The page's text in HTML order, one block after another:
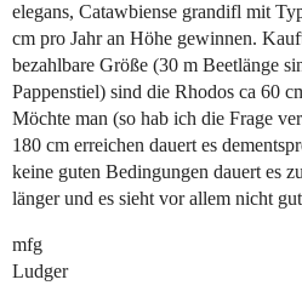
elegans, Catawbiense grandifl mit
cm pro Jahr an Höhe gewinnen.
bezahlbare Größe (30 m Beetlänge
Pappenstiel) sind die Rhodos ca 60
Möchte man (so hab ich die Frage
180 cm erreichen dauert es
keine guten Bedingungen dauert es
länger und es sieht vor allem nicht
mfg
Ludger